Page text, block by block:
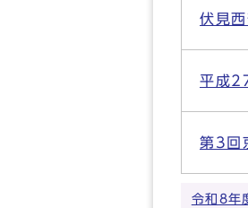
伏見
平成
第3回
令和8年